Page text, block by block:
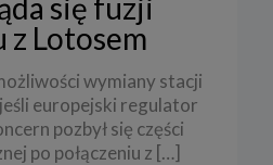
się fuzji
z Lotosem
wymiany stacji
europejski regulator
pozbył się części
po połączeniu z […]